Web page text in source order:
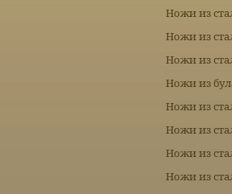
Ножи из
Ножи из
Ножи из
Ножи из
Ножи из
Ножи из
Ножи из
Ножи из